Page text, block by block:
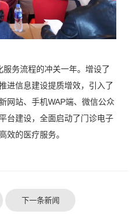
务流程的冲关一年。增设了
进信息建设提质增效，引入了
网站、手机WAP端、微信公众
台建设，全面启动了门诊电子
效的医疗服务。
下一条新闻